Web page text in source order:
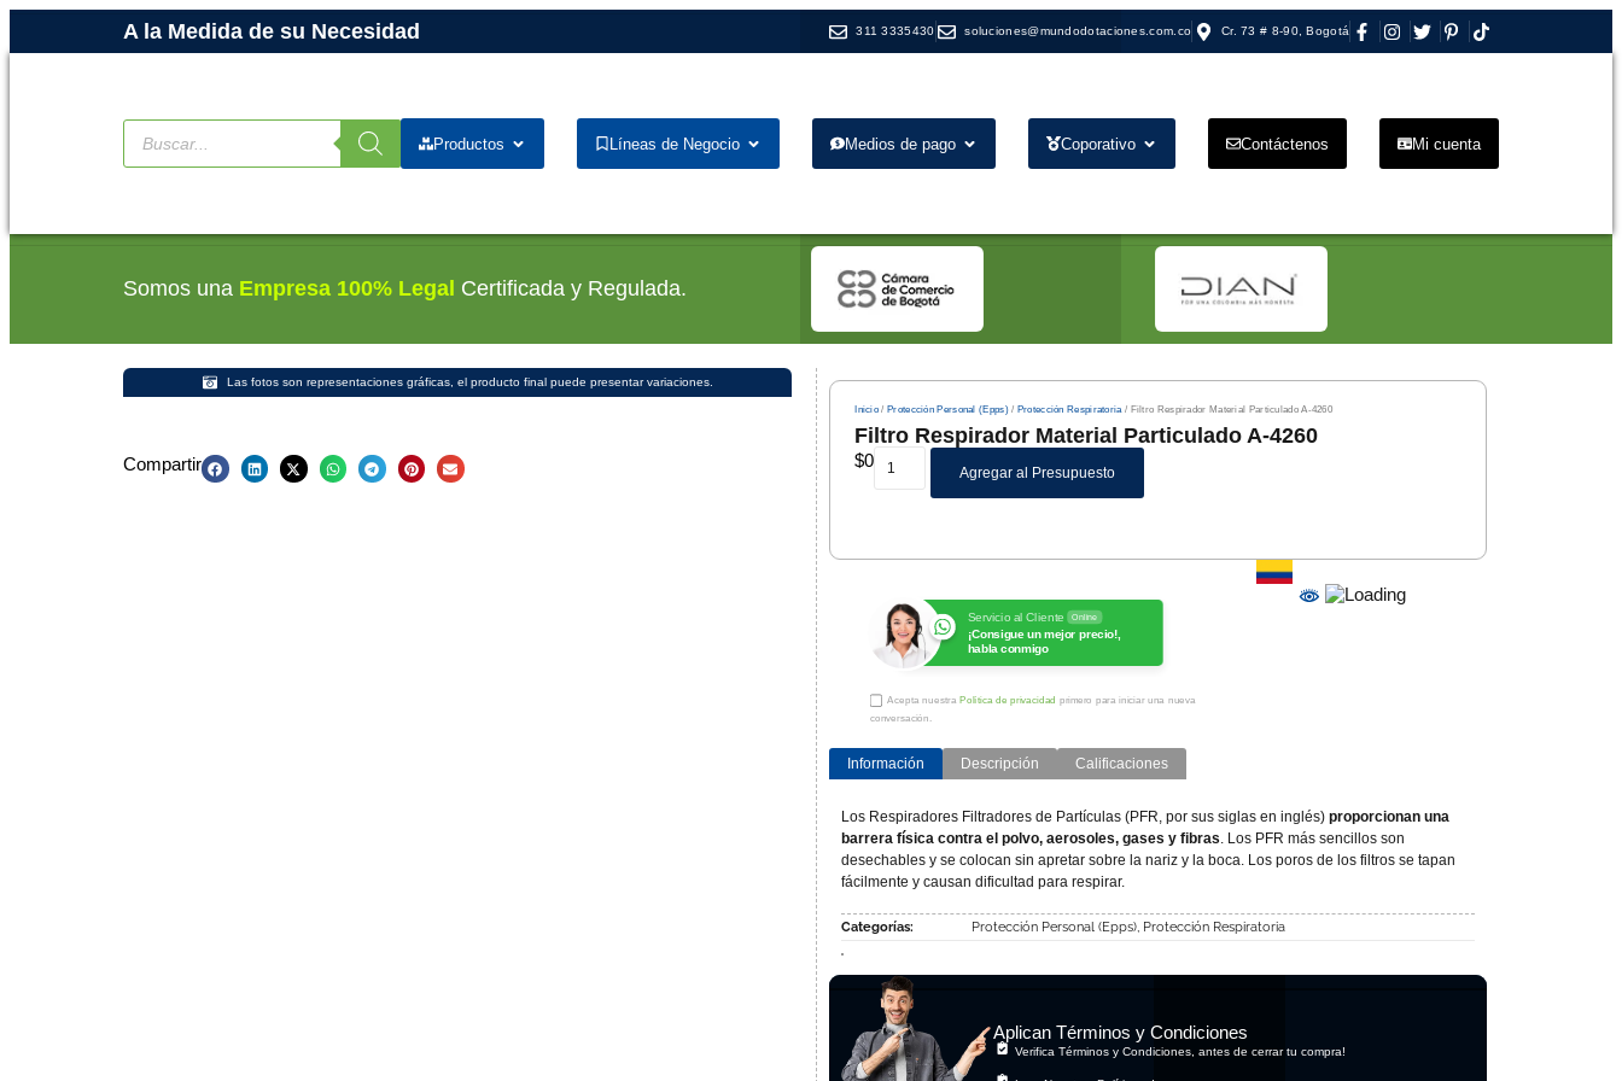
A la Medida de su Necesidad 311 3335430 soluciones@mundodotaciones.com.co Cr. 73 # 8-90, Bogotá
Productos Líneas de Negocio Medios de pago Coporativo Contáctenos Mi cuenta
Somos una Empresa 100% Legal Certificada y Regulada.
Las fotos son representaciones gráficas, el producto final puede presentar variaciones.
Compartir
Inicio / Protección Personal (Epps)/ Protección Respiratoria/ Filtro Respirador Material Particulado A-4260
Filtro Respirador Material Particulado A-4260
$0
Agregar al Presupuesto
Servicio al Cliente Online
¡Consigue un mejor precio!,
habla conmigo
Acepta nuestra Política de privacidad primero para iniciar una nueva
conversación.
Información Descripción Calificaciones
Los Respiradores Filtradores de Partículas (PFR, por sus siglas en inglés)proporcionan una
barrera física contra el polvo, aerosoles, gases y fibras. Los PFR más sencillos son
desechables y se colocan sin apretar sobre la nariz y la boca. Los poros de los filtros se tapan
fácilmente y causan dificultad para respirar.
Categorías: Protección Personal (Epps), Protección Respiratoria
Aplican Términos y Condiciones
Verifica Términos y Condiciones, antes de cerrar tu compra!